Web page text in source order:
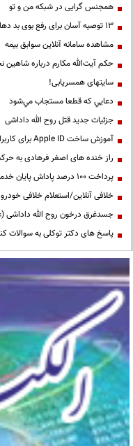
همجنس گرایی در شبکه من و تو
13 توصیه آسان برای رفع بوی بد دهان
مشاهده سامانه آنلاين سوابق بیمه
حكم آيت‌الله مكارم درباره شاهين
سایتهای همسریابی!
دعايي كه قطعا مستجاب مي‌شود
جزئیات جدید قتل روح الله داداشی
آموزش ساخت Apple ID برای کاربران ایرانی
راز خنده های اصغر فرهادی به
پرداخت ۱۰۰ درصد پاداش پایان خدمت فرهنگیان
خلافی آنلاین/استعلام خلافی
جسدغرق درخون روح الله
پاسخ های دکتر توکلی به سوالات